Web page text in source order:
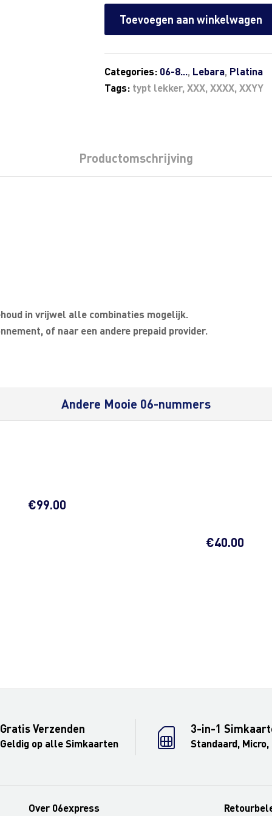
Toevoegen aan winkelwagen
Categories: 06-8..., Lebara, Platina
Tags: typt lekker,XXX,XXXX,XXYY
Productomschrijving
in vrijwel alle combinaties mogelijk.
of naar een andere prepaid provider.
Andere Mooie 06-nummers
€99.00
€40.00
Gratis Verzenden
Geldig op alle Simkaarten
3-in-1
Standaard, Micro,
Over 06express